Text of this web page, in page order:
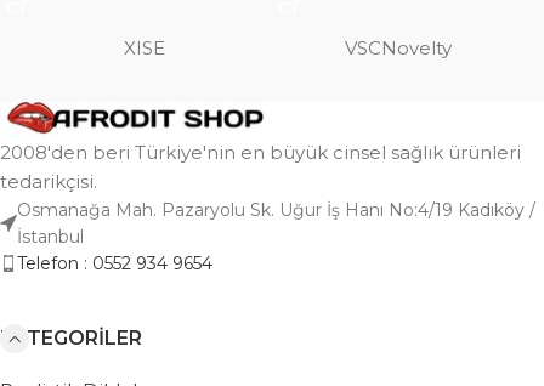
XISE VSCNovelty
2008'den beri Türkiye'nin en büyük cinsel sağlık ürünleri
tedarikçisi.
Osmanağa Mah. Pazaryolu Sk. Uğur İş Hanı No:4/19 Kadıköy /
İstanbul
Telefon : 0552 934 9654
KATEGORILER